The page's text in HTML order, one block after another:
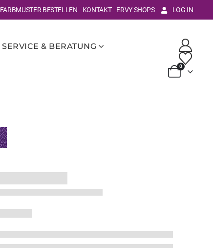
FARBMUSTER BESTELLEN KONTAKT ERVY SHOPS LOG IN
SERVICE & BERATUNG
0